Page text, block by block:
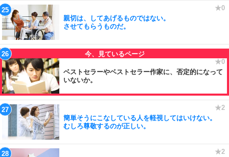
親切は、してあげるものではない。
させてもらうものだ。
ベストセラーやベストセラー作家に、否定的になって
いないか。
簡単そうにこなしている人を軽視してはいけない。
むしろ尊敬するのが正しい。